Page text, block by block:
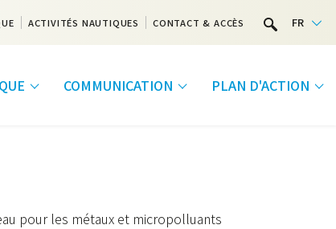
ACTIVITÉS NAUTIQUES CONTACT & ACCÈS FR
COMMUNICATION PLAN D'ACTION
pour les métaux et micropolluants